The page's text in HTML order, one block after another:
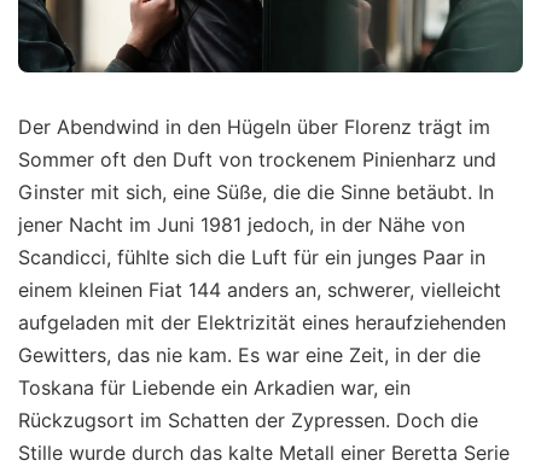
Der Abendwind in den Hügeln über Florenz trägt im
Sommer oft den Duft von trockenem Pinienharz und
Ginster mit sich, eine Süße, die die Sinne betäubt. In
jener Nacht im Juni 1981 jedoch, in der Nähe von
Scandicci, fühlte sich die Luft für ein junges Paar in
einem kleinen Fiat 144 anders an, schwerer, vielleicht
aufgeladen mit der Elektrizität eines heraufziehenden
Gewitters, das nie kam. Es war eine Zeit, in der die
Toskana für Liebende ein Arkadien war, ein
Rückzugsort im Schatten der Zypressen. Doch die
Stille wurde durch das kalte Metall einer Beretta Serie